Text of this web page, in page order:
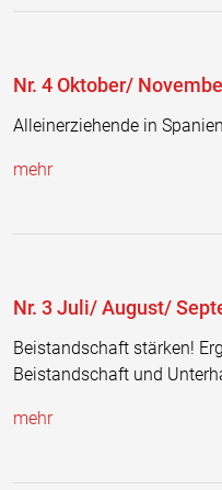
Nr. 4 Oktober/
Alleinerziehende in Spanien
mehr
Nr. 3 Juli/ August/
Beistandschaft stärken!
Beistandschaft und
mehr